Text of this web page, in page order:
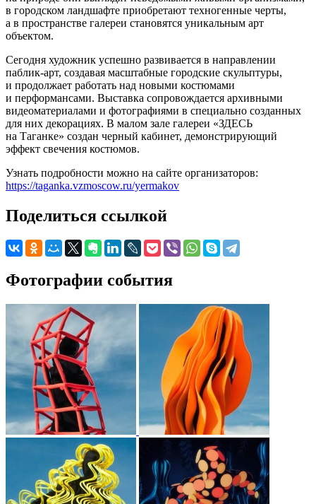
в городском ландшафте приобретают техногенные черты,
а в пространстве галереи становятся уникальным арт
объектом.
Сегодня художник успешно развивается в направлении
паблик-арт, создавая масштабные городские скульптуры,
и продолжает работать над новыми костюмами
и перформансами. Выставка сопровождается архивными
видеоматериалами и фотографиями в специально созданных
для них декорациях. В малом зале галереи «ЗДЕСЬ
на Таганке» создан черный кабинет, демонстрирующий
эффект свечения костюмов.
Узнать подробности можно на сайте организаторов:
https://taganka.vzmoscow.ru/yermakov
Поделиться ссылкой
Фотографии события